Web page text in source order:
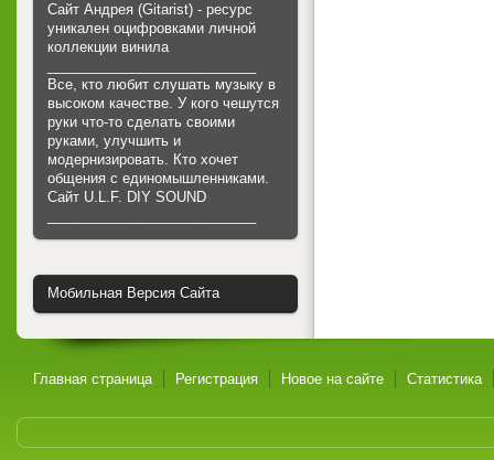
Сайт Андрея (Gitarist) - ресурс
уникален оцифровками личной
коллекции винила
Все, кто любит слушать музыку в
высоком качестве. У кого чешутся
руки что-то сделать своими
руками, улучшить и
модернизировать. Кто хочет
общения с единомышленниками.
Cайт U.L.F. DIY SOUND
Мобильная Версия Сайта
Главная страница Регистрация Новое на сайте Статистика